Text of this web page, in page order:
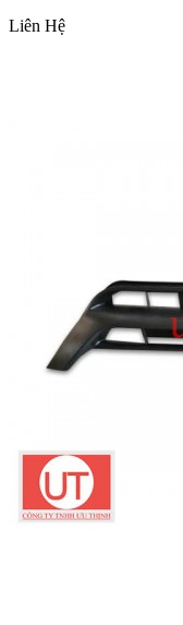
Liên Hệ